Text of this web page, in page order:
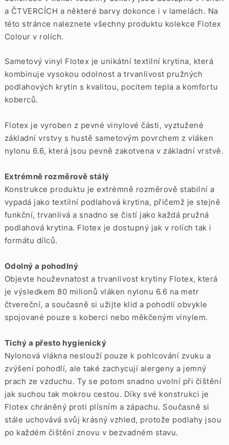
a ČTVERCÍCH a některé barvy dokonce i v lamelách. Na
této stránce naleznete všechny produktu kolekce Flotex
Colour v rolích.
Sametový vinyl Flotex je unikátní textilní krytina, která
kombinuje vysokou odolnost a trvanlivost pružných
podlahových krytin s kvalitou, pocitem tepla a komfortu
koberců.
Flotex je vyroben z pevné vinylové části, vyztužené
základní vrstvy s hustě sametovým povrchem z vláken
nylonu 6.6, která jsou pevně zakotvena v základní vrstvě.
Extrémně rozměrově stálý
Konstrukce produktu je extrémně rozměrově stabilní a
vypadá jako textilní podlahová krytina, přičemž je stejně
funkční, trvanlivá a snadno se čistí jako každá pružná
podlahová krytina. Flotex je dostupný jak v rolích tak i
formátu dílců.
Odolný a pohodlný
Objevte houževnatost a trvanlivost krytiny Flotex, která
je výsledkem 80 milionů vláken nylonu 6.6 na metr
čtvereční, a současně si užijte klid a pohodlí obvykle
spojované pouze s koberci nebo měkčeným vinylem.
Tichý a přesto hygienický
Nylonová vlákna neslouží pouze k pohlcování zvuku a
zvýšení pohodlí, ale také zachycují alergeny a jemný
prach ze vzduchu. Ty se potom snadno uvolní při čištění
jak suchou tak mokrou cestou. Díky své konstrukci je
Flotex chráněný proti plísním a zápachu. Současně si
stále uchovává svůj krásný vzhled, protože podlahy jsou
po každém čištění znovu v bezvadném stavu.